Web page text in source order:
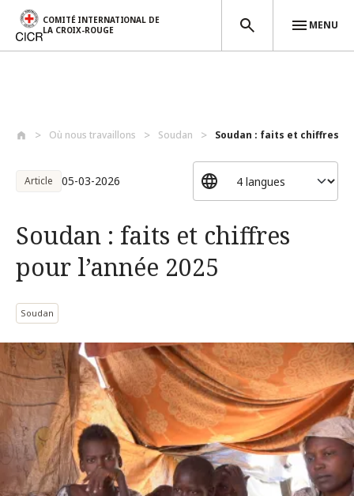
COMITÉ INTERNATIONAL DE
LA CROIX-ROUGE
MENU
Où nous travaillons Soudan Soudan : faits et chiffres
Article 05-03-2026
Soudan : faits et chiffres
pour l’année 2025
Soudan